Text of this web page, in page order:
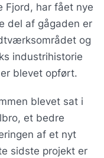
Fjord, har fået nye
del af gågaden er
og
industrihistorie
blevet opført.
blevet sat i
et bedre
af et nyt
sidste projekt er